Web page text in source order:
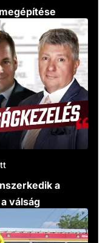
a
válság